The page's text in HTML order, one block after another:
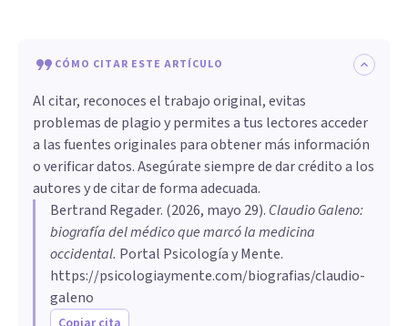
CÓMO CITAR ESTE ARTÍCULO
Al citar, reconoces el trabajo original, evitas
problemas de plagio y permites a tus lectores acceder
a las fuentes originales para obtener más información
o verificar datos. Asegúrate siempre de dar crédito a los
autores y de citar de forma adecuada.
Bertrand Regader. (2026, mayo 29). Claudio Galeno:
biografía del médico que marcó la medicina
occidental. Portal Psicología y Mente.
https://psicologiaymente.com/biografias/claudio-
galeno